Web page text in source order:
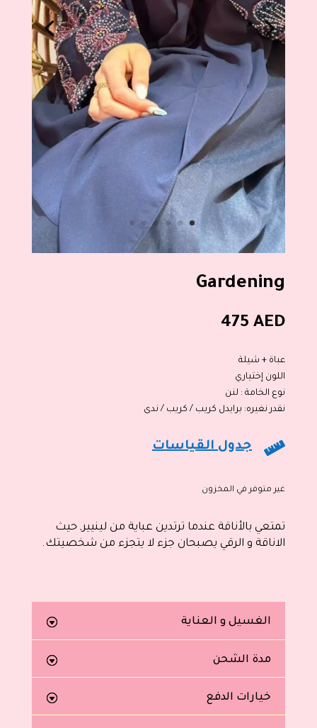
Gardening
475AED
عباة + شيلة
اللون إختياري
نوع الخامة : لنن
نقدر نغيره: برايدل كريب / كريب / ندى
 جدول القياسات
غير متوفر في المخزون
تمتعي بالأناقة عندما ترتدين عباية من لينيير, حيث
الاناقة و الرقي يصبحان جزء لا يتجزء من شخصيتك.
الغسيل و العناية
مدة الشحن
خيارات الدفع